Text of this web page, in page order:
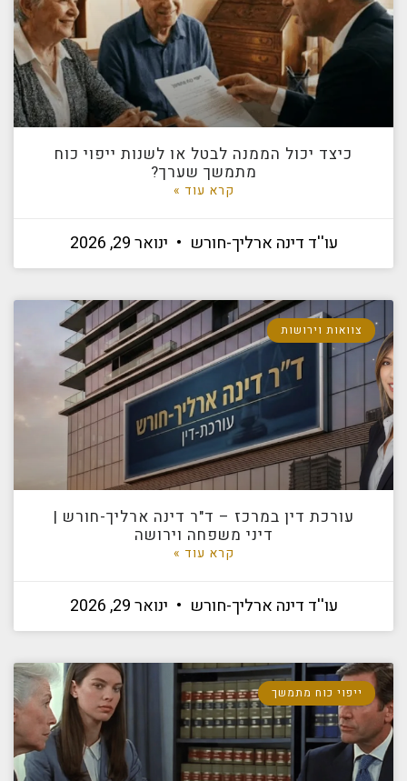
כיצד יכול הממנה לבטל או לשנות ייפוי כוח
מתמשך שערך?
קרא עוד »
עו''ד דינה ארליך-חורש ינואר 29, 2026
צוואות וירושות
עורכת דין במרכז – ד"ר דינה ארליך-חורש |
דיני משפחה וירושה
קרא עוד »
עו''ד דינה ארליך-חורש ינואר 29, 2026
ייפוי כוח מתמשך